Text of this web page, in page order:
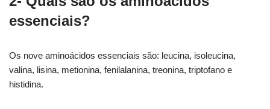
essenciais?
Os nove aminoácidos essenciais são: leucina, isoleucina,
valina, lisina, metionina, fenilalanina, treonina, triptofano e
histidina.